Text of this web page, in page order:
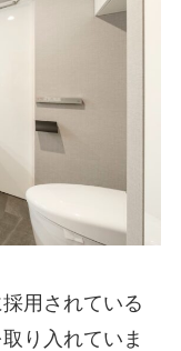
用されている
り入れていま